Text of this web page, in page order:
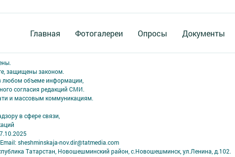
Главная Фотогалереи Опросы Документы
защищены законом.
любом объеме информации,
согласия редакций СМИ.
и массовым коммуникациям.
в сфере связи,
sheshminskaja-nov.dir@tatmedia.com
Татарстан, Новошешминский район, с.Новошешминск, ул.Ленина, д.102.